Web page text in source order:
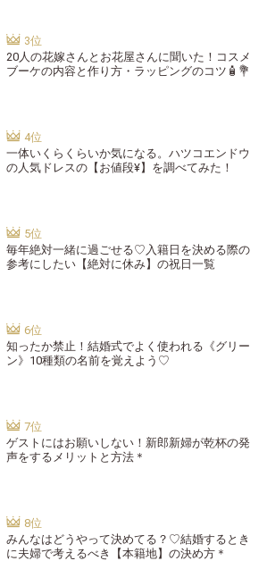
20人の花嫁さんとお花屋さんに聞いた！コスメ
ブーケの内容と作り方・ラッピングのコツ🧴💐
一体いくらくらいか気になる。ハツコエンドウ
の人気ドレスの【お値段¥】を調べてみた！
毎年絶対一緒に過ごせる♡入籍日を決める際の
参考にしたい【絶対に休み】の祝日一覧
知ったか禁止！結婚式でよく使われる《グリー
ン》10種類の名前を覚えよう♡
ゲストにはお願いしない！新郎新婦が乾杯の発
声をするメリットと方法＊
みんなはどうやって決めてる？♡結婚するとき
に夫婦で考えるべき【本籍地】の決め方＊